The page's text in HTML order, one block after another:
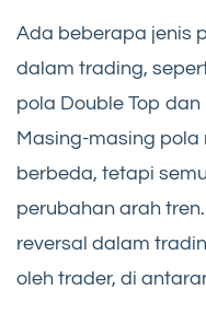
Ada beberapa jenis
dalam trading,
pola Double Top
Masing-masing pola
berbeda, tetapi
perubahan arah
reversal dalam
oleh trader, di